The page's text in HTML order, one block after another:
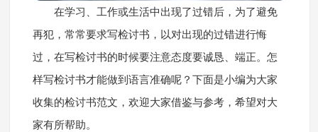
在学习、工作或生活中出现了过错后，为了避免
再犯，常常要求写检讨书，以对出现的过错进行悔
过，在写检讨书的时候要注意态度要诚恳、端正。怎
样写检讨书才能做到语言准确呢？下面是小编为大家
收集的检讨书范文，欢迎大家借鉴与参考，希望对大
家有所帮助。